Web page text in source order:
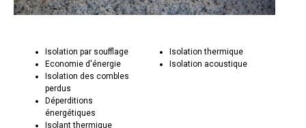
Isolation par soufflage
Economie d'énergie
Isolation des combles
perdus
Déperditions
énergétiques
Isolant thermique
Isolation thermique
Isolation acoustique